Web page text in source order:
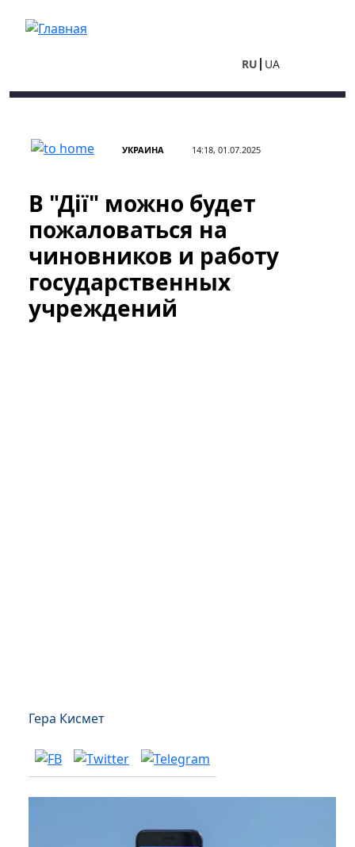
RU UA
УКРАИНА 14:18, 01.07.2025
В "Дії" можно будет
пожаловаться на
чиновников и работу
государственных
учреждений
Гера Кисмет